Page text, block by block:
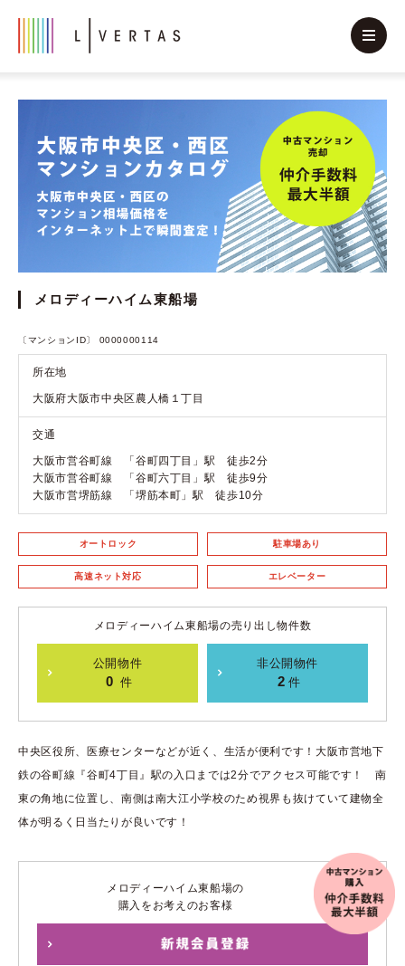
メロディーハイム東船場
〔マンションID〕 0000000114
所在地
大阪府大阪市中央区農人橋１丁目
交通
大阪市営谷町線 「谷町四丁目」駅 徒歩2分
大阪市営谷町線 「谷町六丁目」駅 徒歩9分
大阪市営堺筋線 「堺筋本町」駅 徒歩10分
オートロック 駐車場あり
高速ネット対応 エレベーター
メロディーハイム東船場の売り出し物件数
公開物件
0 件
非公開物件
2 件
中央区役所、医療センターなどが近く、生活が便利です！大阪市営地下
鉄の谷町線『谷町4丁目』駅の入口までは2分でアクセス可能です！ 南
東の角地に位置し、南側は南大江小学校のため視界も抜けていて建物全
体が明るく日当たりが良いです！
メロディーハイム東船場の
購入をお考えのお客様